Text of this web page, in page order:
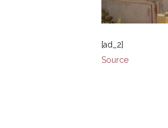
[ad_2]
Source